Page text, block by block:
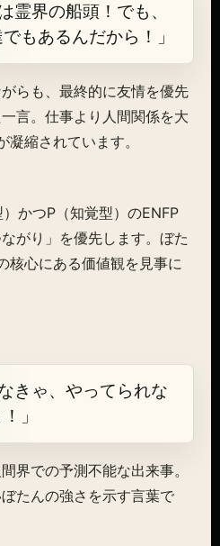
霊界の船頭！でも、
もあるんだから！」
らも、最終的に友情を優先
言。仕事より人間関係を大
縮されています。
かつP（知覚型）のENFP
がり」を優先します。ぼた
核心にある価値観を見事に
きゃ、やってられな
」
界での予測不能な出来事。
たんの強さを示す言葉で